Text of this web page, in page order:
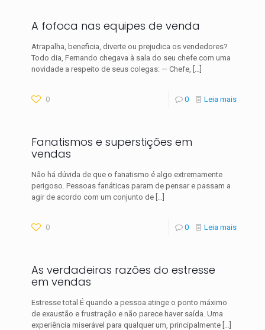
A fofoca nas equipes de venda
Atrapalha, beneficia, diverte ou prejudica os vendedores?
Todo dia, Fernando chegava à sala do seu chefe com uma
novidade a respeito de seus colegas: — Chefe, […]
0 0 Leia mais
Fanatismos e superstições em
vendas
Não há dúvida de que o fanatismo é algo extremamente
perigoso. Pessoas fanáticas param de pensar e passam a
agir de acordo com um conjunto de […]
0 0 Leia mais
As verdadeiras razões do estresse
em vendas
Estresse total É quando a pessoa atinge o ponto máximo
de exaustão e frustração e não parece haver saída. Uma
experiência miserável para qualquer um, principalmente […]